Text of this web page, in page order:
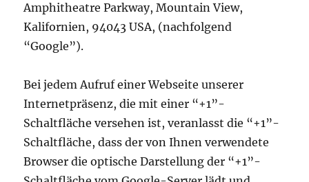
Amphitheatre Parkway, Mountain View,
Kalifornien, 94043 USA, (nachfolgend
“Google”).
Bei jedem Aufruf einer Webseite unserer
Internetpräsenz, die mit einer “+1”-
Schaltfläche versehen ist, veranlasst die “+1”-
Schaltfläche, dass der von Ihnen verwendete
Browser die optische Darstellung der “+1”-